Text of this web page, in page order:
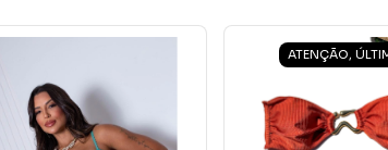
ATENÇÃO,